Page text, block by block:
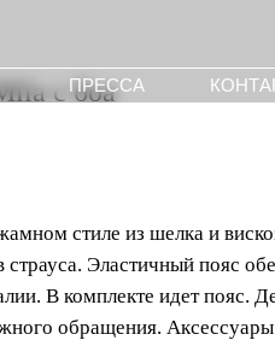
КОНТАКТЫ
с боа
стиле из шелка и
страуса. Эластичный пояс
В комплекте идет пояс.
обращения.